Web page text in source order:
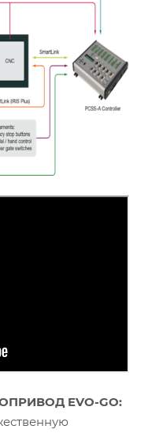
EVO-GO: